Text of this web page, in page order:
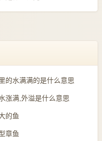
的水满满的是什么意思
涨满,外溢是什么意思
的鱼
章鱼